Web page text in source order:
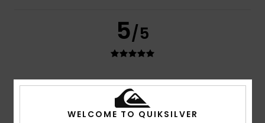
5/5
Pedro15 juillet 2026
Achat vérifié
Un rapport qualité-prix parfait
Afficher original - Castellano
Rapport qualité / prix
WELCOME TO QUIKSILVER